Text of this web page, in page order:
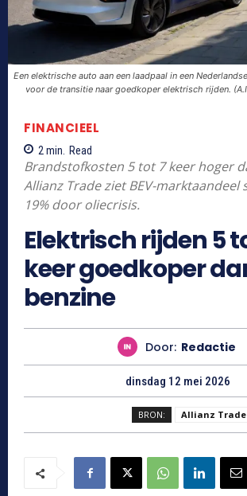
Een elektrische auto aan een laadpaal in een
voor de transitie naar goedkoper elektrisch rijden.
FINANCIEEL
2min. Read
Brandstofkosten 5 tot 7 keer hoger
Allianz Trade ziet BEV-marktaandeel
19% door oliecrisis.
Elektrisch rijden 5
keer goedkoper
benzine
Door: Redactie
dinsdag 12 mei 2026
BRON: Allianz Trade